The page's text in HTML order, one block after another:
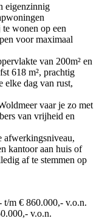
eigenzinnig
wonen op een
voor maximaal
van 200m² en
618 m², prachtig
elke dag van rust,
vaar je zo met
van vrijheid en
afwerkingsniveau,
kantoor aan huis of
af te stemmen op
t/m € 860.000,- v.o.n.
v.o.n.